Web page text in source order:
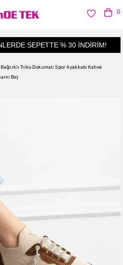
SEPETTE % 30 İNDİRİM!
0
Triko Dokumalı Spor Ayakkabı Kahve
Bej